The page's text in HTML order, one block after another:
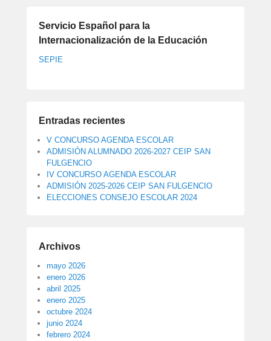
Servicio Español para la
Internacionalización de la Educación
SEPIE
Entradas recientes
V CONCURSO AGENDA ESCOLAR
ADMISIÓN ALUMNADO 2026-2027 CEIP SAN
FULGENCIO
IV CONCURSO AGENDA ESCOLAR
ADMISIÓN 2025-2026 CEIP SAN FULGENCIO
ELECCIONES CONSEJO ESCOLAR 2024
Archivos
mayo 2026
enero 2026
abril 2025
enero 2025
octubre 2024
junio 2024
febrero 2024